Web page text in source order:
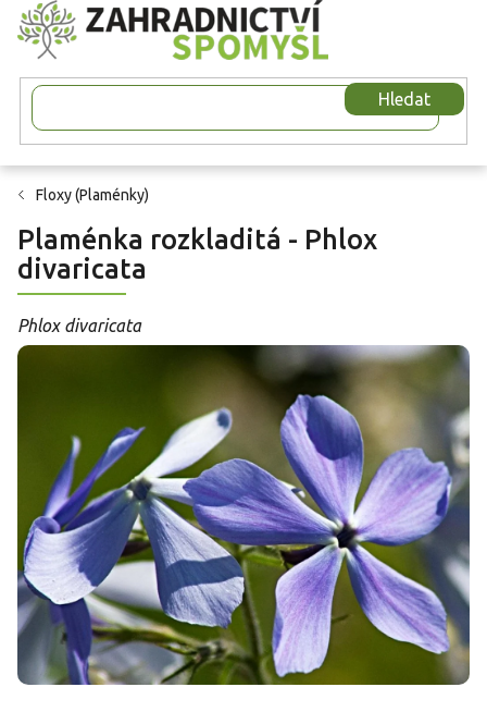
Přejít
na
obsah
Hledat
Floxy (Plaménky)
Plaménka rozkladitá - Phlox
divaricata
Phlox divaricata